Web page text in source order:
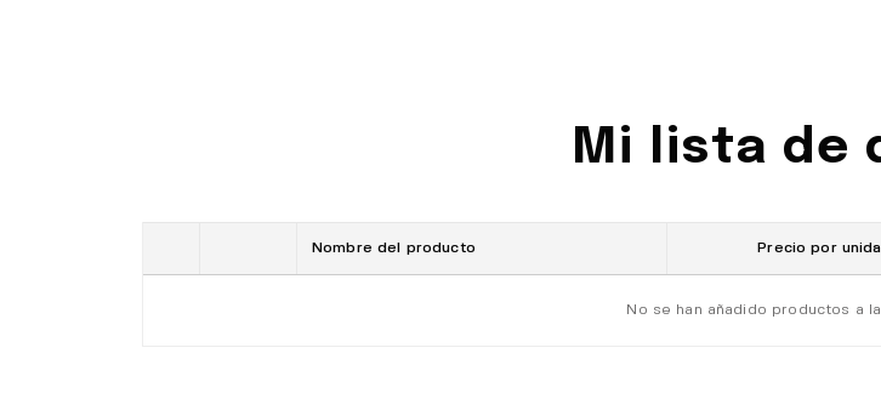
Mi lista de
Nombre del producto Precio por
No se han añadido productos a